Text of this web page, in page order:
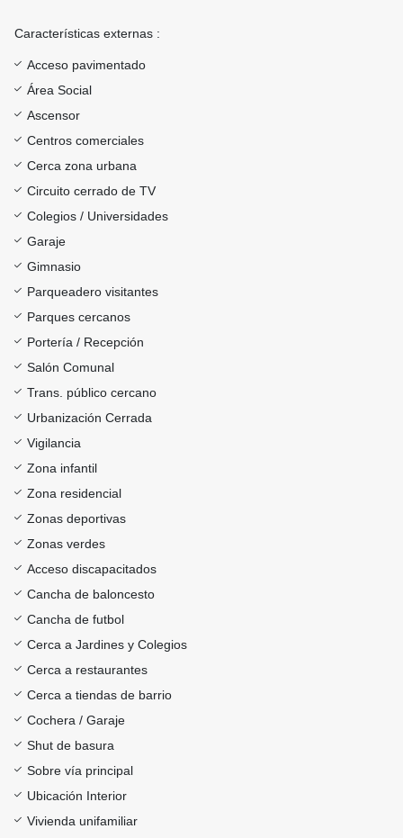
Características externas :
Acceso pavimentado
Área Social
Ascensor
Centros comerciales
Cerca zona urbana
Circuito cerrado de TV
Colegios / Universidades
Garaje
Gimnasio
Parqueadero visitantes
Parques cercanos
Portería / Recepción
Salón Comunal
Trans. público cercano
Urbanización Cerrada
Vigilancia
Zona infantil
Zona residencial
Zonas deportivas
Zonas verdes
Acceso discapacitados
Cancha de baloncesto
Cancha de futbol
Cerca a Jardines y Colegios
Cerca a restaurantes
Cerca a tiendas de barrio
Cochera / Garaje
Shut de basura
Sobre vía principal
Ubicación Interior
Vivienda unifamiliar